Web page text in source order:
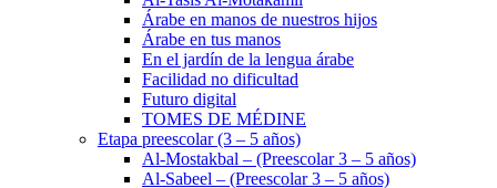
Árabe en manos de nuestros hijos
Árabe en tus manos
En el jardín de la lengua árabe
Facilidad no dificultad
Futuro digital
TOMES DE MÉDINE
Etapa preescolar (3 – 5 años)
Al-Mostakbal – (Preescolar 3 – 5 años)
Al-Sabeel – (Preescolar 3 – 5 años)